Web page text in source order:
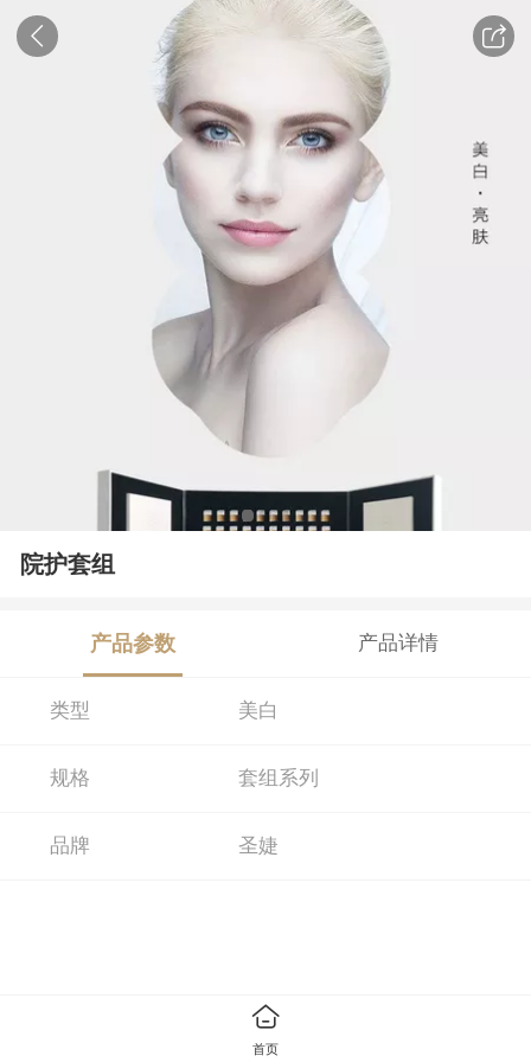
院护套组
产品参数 产品详情
类型 美白
规格 套组系列
品牌 圣婕
首页